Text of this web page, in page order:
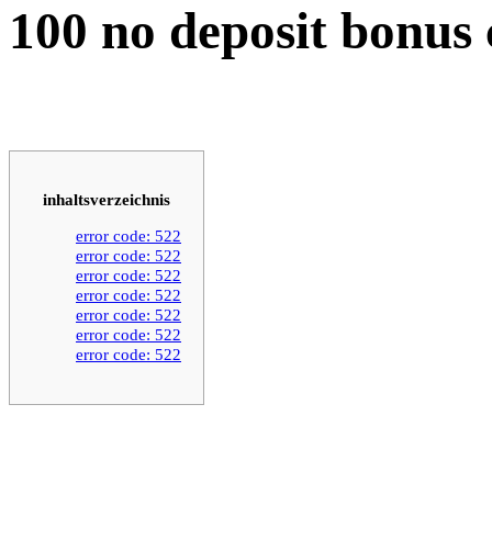
100 no deposit bonus
inhaltsverzeichnis
error code: 522
error code: 522
error code: 522
error code: 522
error code: 522
error code: 522
error code: 522